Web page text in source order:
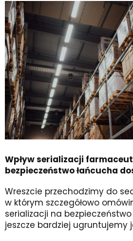
Wpływ serializacji
bezpieczeństwo łańcucha
Wreszcie przechodzimy do
w którym szczegółowo
serializacji na
jeszcze bardziej ugruntujemy